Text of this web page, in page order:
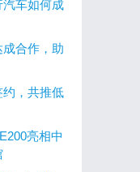
车如何成
合作，助
，共推低
亮相中